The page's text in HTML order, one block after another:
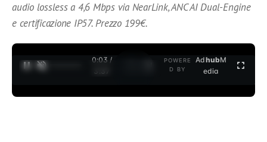
audio lossless a 4,6 Mbps via NearLink, ANC AI Dual-Engine
e certificazione IP57. Prezzo 199€.
0:04 /
3:37
POWERE
D BY
AdhubM
edia